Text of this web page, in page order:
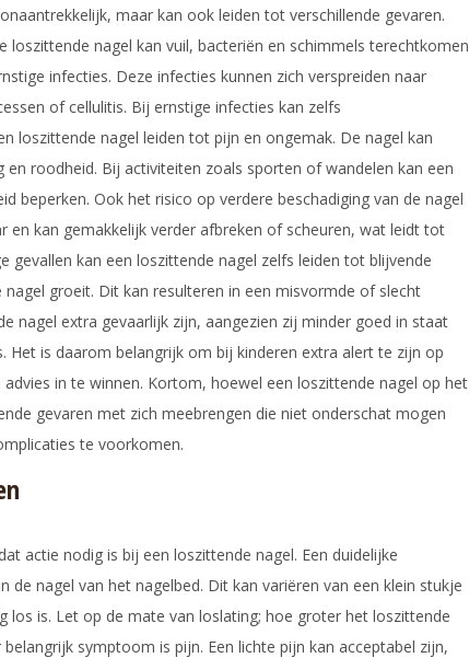
maar kan ook leiden tot verschillende gevaren.
loszittende nagel kan vuil, bacteriën en schimmels
infecties. Deze infecties kunnen zich verspreiden naar
of cellulitis. Bij ernstige infecties kan zelfs
loszittende nagel leiden tot pijn en ongemak. De nagel kan
roodheid. Bij activiteiten zoals sporten of wandelen kan een
beperken. Ook het risico op verdere beschadiging van de nagel
en kan gemakkelijk verder afbreken of scheuren, wat leidt tot
gevallen kan een loszittende nagel zelfs leiden tot blijvende
groeit. Dit kan resulteren in een misvormde of slecht
nagel extra gevaarlijk zijn, aangezien zij minder goed in staat
Het is daarom belangrijk om bij kinderen extra alert te zijn op
in te winnen. Kortom, hoewel een loszittende nagel op het
gevaren met zich meebrengen die niet onderschat mogen
te voorkomen.
actie nodig is bij een loszittende nagel. Een duidelijke
de nagel van het nagelbed. Dit kan variëren van een klein stukje
los is. Let op de mate van loslating; hoe groter het loszittende
symptoom is pijn. Een lichte pijn kan acceptabel zijn,